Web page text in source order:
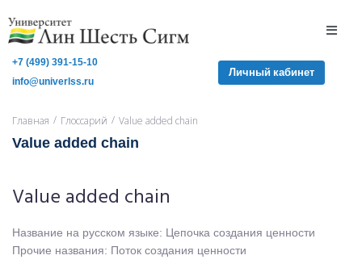
+7 (499) 391-15-10
info@univerlss.ru
Личный кабинет
Value added chain
Главная / Глоссарий / Value added chain
Value added chain
Название на русском языке: Цепочка создания ценности
Прочие названия: Поток создания ценности